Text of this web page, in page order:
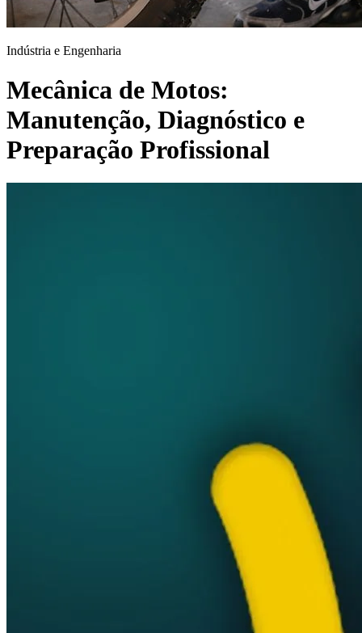
Indústria e Engenharia
Mecânica de Motos:
Manutenção, Diagnóstico e
Preparação Profissional